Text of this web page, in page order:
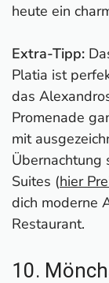
heute ein
Extra-Tipp:
Platia ist
das
Promenade
mit
Übernachtung
Suites (hier
dich moderne
Restaurant.
10.